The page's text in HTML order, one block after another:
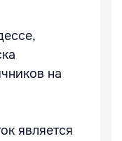
на
является